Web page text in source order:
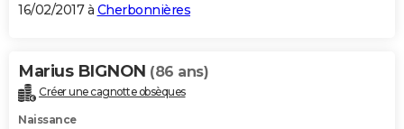
16/02/2017 à Cherbonnières
Marius BIGNON (86 ans)
Créer une cagnotte obsèques
Naissance